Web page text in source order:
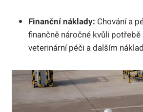
Finanční náklady: Chování a
finančně náročné kvůli
veterinární péči a dalším